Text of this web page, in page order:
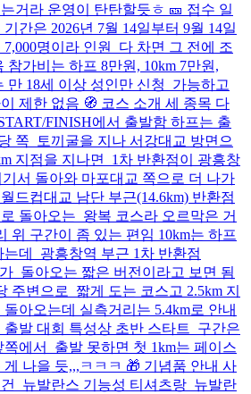
거라 운영이 탄탄할듯ㅎ 🎫 접수 일
간은 2026년 7월 14일부터 9월 14일
명이라 인원 다 차면 그 전에 조
참가비는 하프 8만원, 10km 7만원,
만 18세 이상 성인만 신청 가능하고
제한 없음 🧭 코스 소개 세 종목 다
FINISH에서 출발함 하프는 출
쪽 토끼굴을 지나 서강대교 방면으
지점을 지나면 1차 반환점이 광흥창
기서 돌아와 마포대교 쪽으로 더 나가
드컵대교 남단 부근(14.6km) 반환점
돌아오는 왕복 코스라 오르막은 거
위 구간이 좀 있는 편임 10km는 하프
는데 광흥창역 부근 1차 반환점
돌아오는 짧은 버전이라고 보면 됨
주변으로 짧게 도는 코스고 2.5km 지
아오는데 실측거리는 5.4km로 안내
출발 대회 특성상 초반 스타트 구간은
쪽에서 출발 못하면 첫 1km는 페이스
나을 듯,,,ㅋㅋㅋ 🎁 기념품 안내 사
뉴발란스 기능성 티셔츠랑 뉴발란